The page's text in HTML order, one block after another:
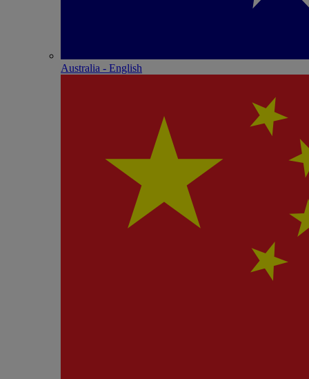
Australia - English